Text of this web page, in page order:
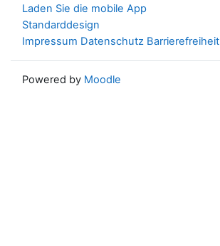
Laden Sie die mobile App
Standarddesign
Impressum Datenschutz Barrierefreiheit
Powered by Moodle